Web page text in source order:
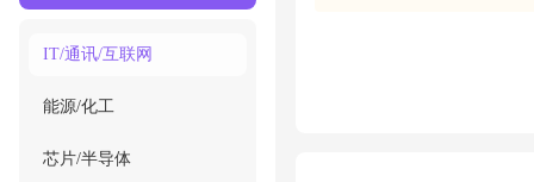
IT/通讯/互联网
能源/化工
芯片/半导体